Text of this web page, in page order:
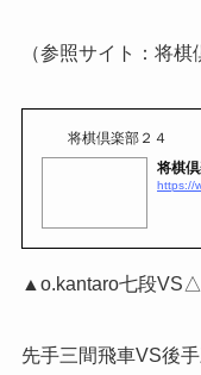
（参照サイト：将棋
将棋倶楽部２４
将棋
https://
▲o.kantaro七段VS△
先手三間飛車VS後